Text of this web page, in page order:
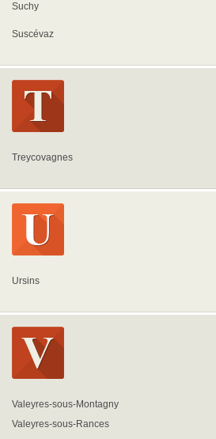
Suchy
Suscévaz
Treycovagnes
Ursins
Valeyres-sous-Montagny
Valeyres-sous-Rances